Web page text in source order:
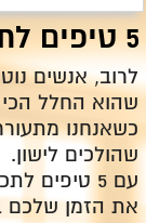
5 טיפים לתכנון חדר רחצה מושלם:
לרוב, אנשים
שהוא החלל
כשאנחנו
שהולכים לישון.
עם 5
את הזמן שלכם